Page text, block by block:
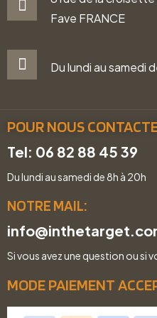
Fave FRANCE
Du lundi au samedi
POUR NOUS
Tel: 06 82 88 45 39
Du lundi au samedi de 8h à 20h
NOTRE MAIL:
Si vous avez une question ou si
MODE PAIEMENT